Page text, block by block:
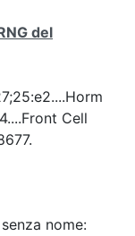
del
Cell
nome: